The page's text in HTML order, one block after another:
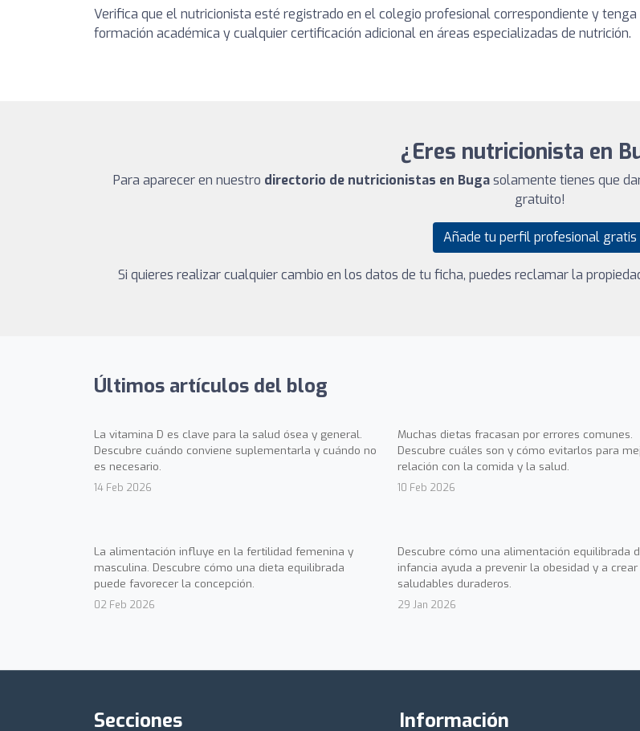
Verifica que el nutricionista esté registrado en el colegio profesional correspondiente y
formación académica y cualquier certificación adicional en áreas especializadas de nutrición.
¿Eres nutricionista en
Para aparecer en nuestro directorio de nutricionistas en Bugasolamente tienes que
gratuito!
Añade tu perfil profesional gratis
Si quieres realizar cualquier cambio en los datos de tu ficha, puedes reclamar la
Últimos artículos del blog
La vitamina D es clave para la salud ósea y general.
Descubre cuándo conviene suplementarla y cuándo no
es necesario.
14 Feb 2026
Muchas dietas fracasan por errores comunes.
Descubre cuáles son y cómo evitarlos para
relación con la comida y la salud.
10 Feb 2026
La alimentación influye en la fertilidad femenina y
masculina. Descubre cómo una dieta equilibrada
puede favorecer la concepción.
02 Feb 2026
Descubre cómo una alimentación equilibrada
infancia ayuda a prevenir la obesidad y a
saludables duraderos.
29 Jan 2026
Secciones Información